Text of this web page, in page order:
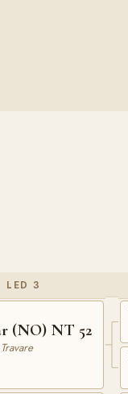
LED 3
(NO) NT 52